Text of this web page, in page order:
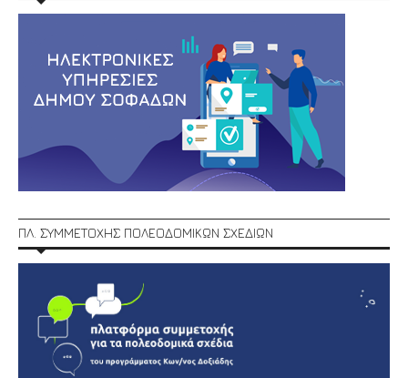
ΠΛ. ΣΥΜΜΕΤΟΧΗΣ ΠΟΛΕΟΔΟΜΙΚΩΝ ΣΧΕΔΙΩΝ